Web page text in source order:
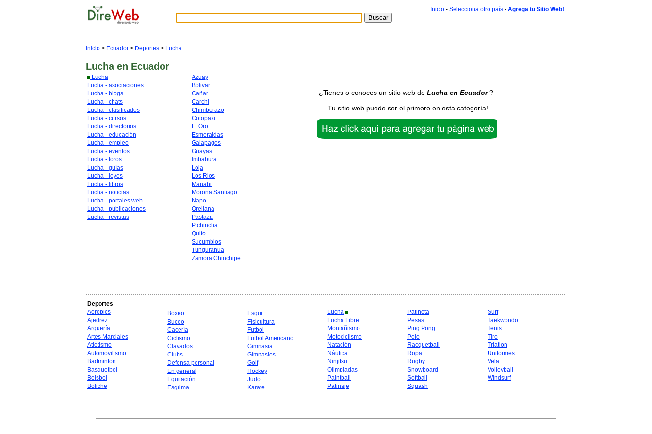
Inicio - Selecciona otro país - Agrega tu Sitio Web!
Inicio > Ecuador > Deportes > Lucha
Lucha en Ecuador
Lucha
Lucha - asociaciones
Lucha - blogs
Lucha - chats
Lucha - clasificados
Lucha - cursos
Lucha - directorios
Lucha - educación
Lucha - empleo
Lucha - eventos
Lucha - foros
Lucha - guías
Lucha - leyes
Lucha - libros
Lucha - noticias
Lucha - portales web
Lucha - publicaciones
Lucha - revistas
Azuay
Bolivar
Cañar
Carchi
Chimborazo
Cotopaxi
El Oro
Esmeraldas
Galapagos
Guayas
Imbabura
Loja
Los Rios
Manabi
Morona Santiago
Napo
Orellana
Pastaza
Pichincha
Quito
Sucumbios
Tungurahua
Zamora Chinchipe
¿Tienes o conoces un sitio web de Lucha en Ecuador?
Tu sitio web puede ser el primero en esta categoría!
Deportes
Aerobics
Ajedrez
Arquería
Artes Marciales
Atletismo
Automovilismo
Badminton
Basquetbol
Beisbol
Boliche
Boxeo
Buceo
Cacería
Ciclismo
Clavados
Clubs
Defensa personal
En general
Equitación
Esgrima
Esqui
Fisicultura
Futbol
Futbol Americano
Gimnasia
Gimnasios
Golf
Hockey
Judo
Karate
Lucha
Lucha Libre
Montañismo
Motociclismo
Natación
Náutica
Ninjitsu
Olimpiadas
Paintball
Patinaje
Patineta
Pesas
Ping Pong
Polo
Racquetball
Ropa
Rugby
Snowboard
Softball
Squash
Surf
Taekwondo
Tenis
Tiro
Triatlon
Uniformes
Vela
Volleyball
Windsurf